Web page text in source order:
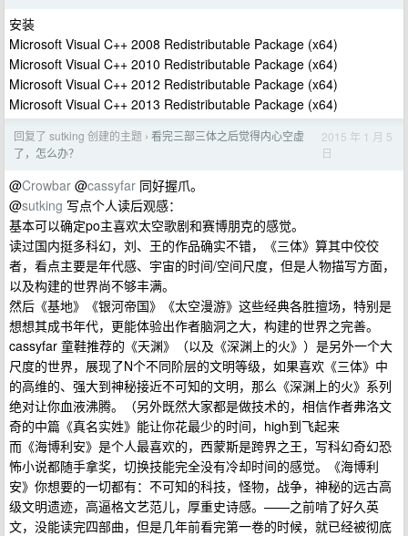
安装
Microsoft Visual C++ 2008 Redistributable Package (x64)
Microsoft Visual C++ 2010 Redistributable Package (x64)
Microsoft Visual C++ 2012 Redistributable Package (x64)
Microsoft Visual C++ 2013 Redistributable Package (x64)
回复了 sutking 创建的主题 › 看完三部三体之后觉得内心空虚
了，怎么办？
2015 年 1 月 5
日
@Crowbar @cassyfar 同好握爪。
@sutking 写点个人读后观感：
基本可以确定po主喜欢太空歌剧和赛博朋克的感觉。
读过国内挺多科幻，刘、王的作品确实不错，《三体》算其中佼佼
者，看点主要是年代感、宇宙的时间/空间尺度，但是人物描写方面，
以及构建的世界尚不够丰满。
然后《基地》《银河帝国》《太空漫游》这些经典各胜擅场，特别是
想想其成书年代，更能体验出作者脑洞之大，构建的世界之完善。
cassyfar 童鞋推荐的《天渊》（以及《深渊上的火》）是另外一个大
尺度的世界，展现了N个不同阶层的文明等级，如果喜欢《三体》中
的高维的、强大到神秘接近不可知的文明，那么《深渊上的火》系列
绝对让你血液沸腾。（另外既然大家都是做技术的，相信作者弗洛文
奇的中篇《真名实姓》能让你花最少的时间，high到飞起来
而《海博利安》是个人最喜欢的，西蒙斯是跨界之王，写科幻奇幻恐
怖小说都随手拿奖，切换技能完全没有冷却时间的感觉。《海博利
安》你想要的一切都有：不可知的科技，怪物，战争，神秘的远古高
级文明遗迹，高逼格文艺范儿，厚重史诗感。——之前啃了好久英
文，没能读完四部曲，但是几年前看完第一卷的时候，就已经被彻底